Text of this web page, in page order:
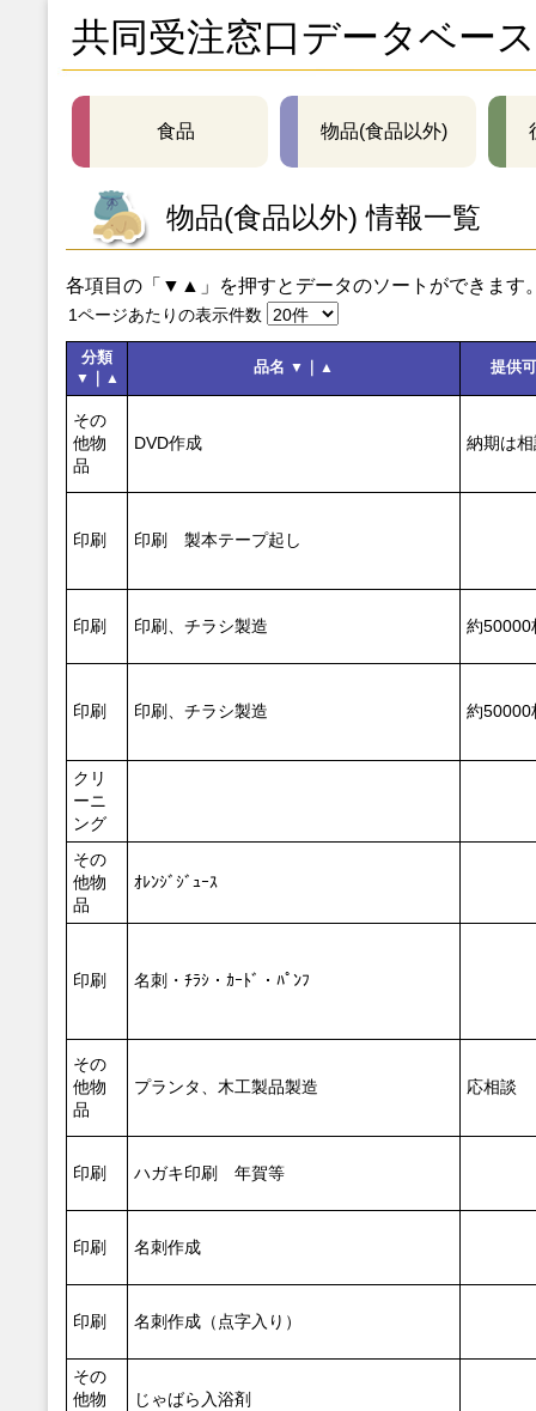
共同受注窓口データベース
食品 物品(食品以外)
物品(食品以外) 情報一覧
各項目の「▼▲」を押すとデータのソートができます
1ページあたりの表示件数
分類
▼ ▲
品名 ▼ ▲ 提供
その
他物
品
DVD作成 納期は
印刷 印刷 製本テープ起し
印刷 印刷、チラシ製造 約50000
印刷 印刷、チラシ製造 約50000
クリ
ーニ
ング
その
他物
品
ｵﾚﾝｼﾞｼﾞｭｰｽ
印刷 名刺・ﾁﾗｼ・ｶｰﾄﾞ・ﾊﾟﾝﾌ
その
他物
品
プランタ、木工製品製造 応相談
印刷 ハガキ印刷 年賀等
印刷 名刺作成
印刷 名刺作成（点字入り）
その
他物
じゃばら入浴剤